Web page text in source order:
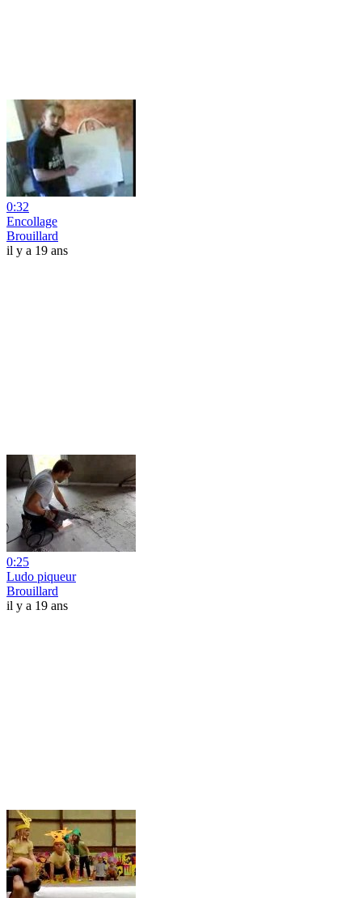
0:32
Encollage
Brouillard
il y a 19 ans
0:25
Ludo piqueur
Brouillard
il y a 19 ans